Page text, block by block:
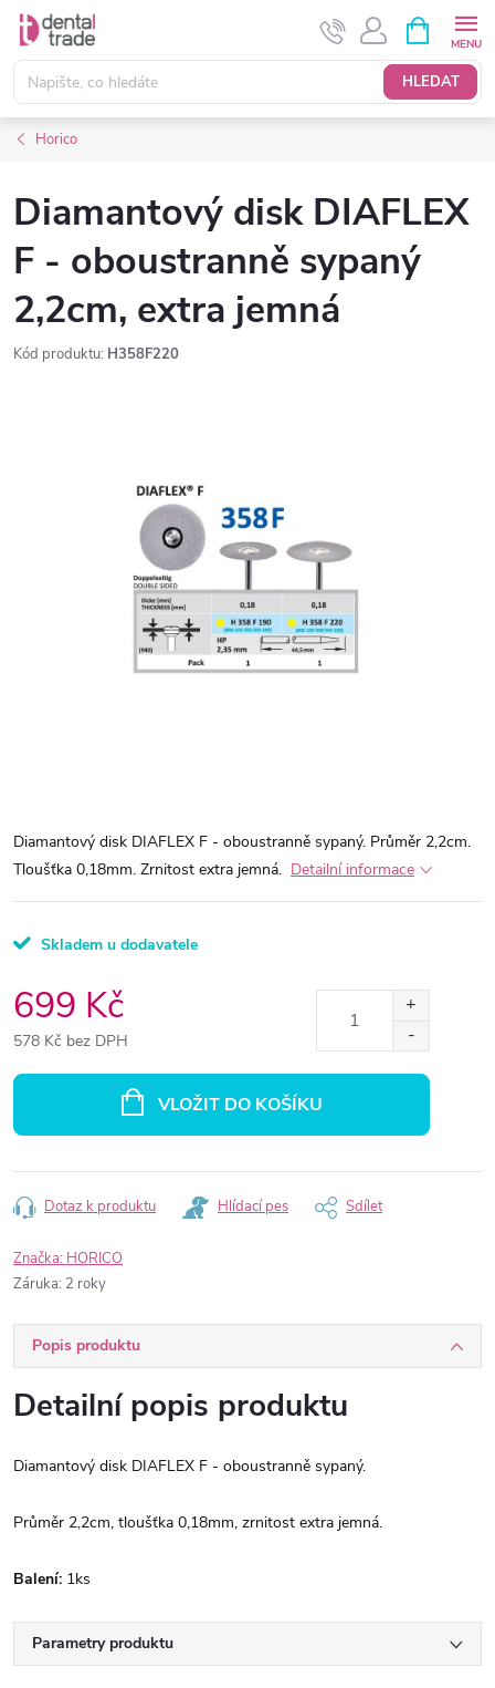
Přejít
obsah
HLEDAT
NÁKUPNÍ
KOŠÍK
Horico
Diamantový disk DIAFLEX
F - oboustranně sypaný
2,2cm, extra jemná
Kód produktu: H358F220
Diamantový disk DIAFLEX F - oboustranně sypaný. Průměr 2,2cm.
Tloušťka 0,18mm. Zrnitost extra jemná. Detailní informace
Skladem u dodavatele
699 Kč
578 Kč bez DPH
VLOŽIT DO KOŠÍKU
Dotaz k produktu Hlídací pes Sdílet
Značka: HORICO
Záruka: 2 roky
Popis produktu
Detailní popis produktu
Diamantový disk DIAFLEX F - oboustranně sypaný.
Průměr 2,2cm, tloušťka 0,18mm, zrnitost extra jemná.
Balení: 1ks
Parametry produktu